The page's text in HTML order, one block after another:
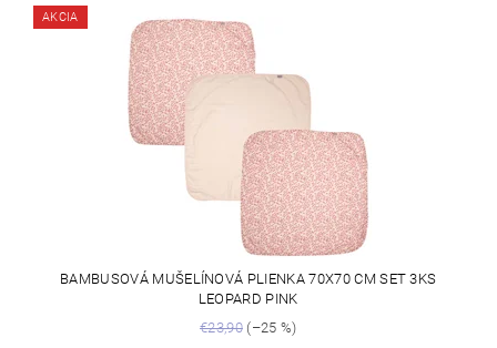
AKCIA
BAMBUSOVÁ MUŠELÍNOVÁ PLIENKA 70X70 CM SET 3KS
LEOPARD PINK
€23,90(–25 %)